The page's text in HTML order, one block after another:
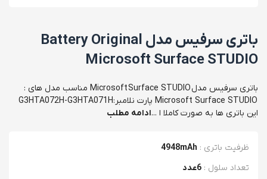
باتری سرفیس مدل Battery Original
Microsoft Surface STUDIO
باتری سرفیس مدل Microsoft Surface STUDIO مناسب مدل های :
Microsoft Surface STUDIO پارت نلامبر:G3HTA072H-G3HTA071H
این باتری ها به صورت کاملا ا ...ادامه مطلب
ظرفیت باتری :
4948mAh
تعداد سلول : 6عدد